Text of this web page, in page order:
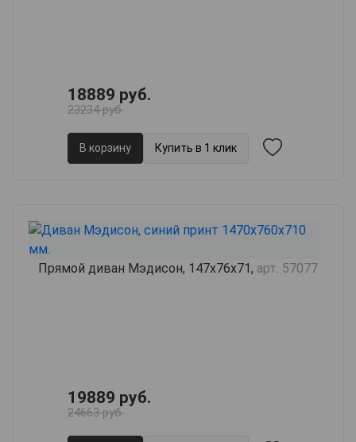
18889 руб.
23234 руб.
В корзину Купить в 1 клик
Прямой диван Мэдисон, 147х76х71, арт. 57077
19889 руб.
24663 руб.